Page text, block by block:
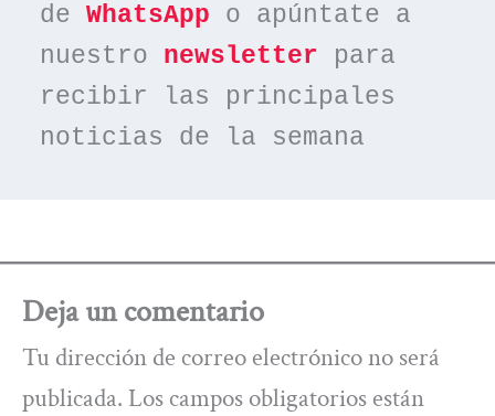
de WhatsApp o apúntate a
nuestro newsletter para
recibir las principales
noticias de la semana
Deja un comentario
Tu dirección de correo electrónico no será
publicada. Los campos obligatorios están